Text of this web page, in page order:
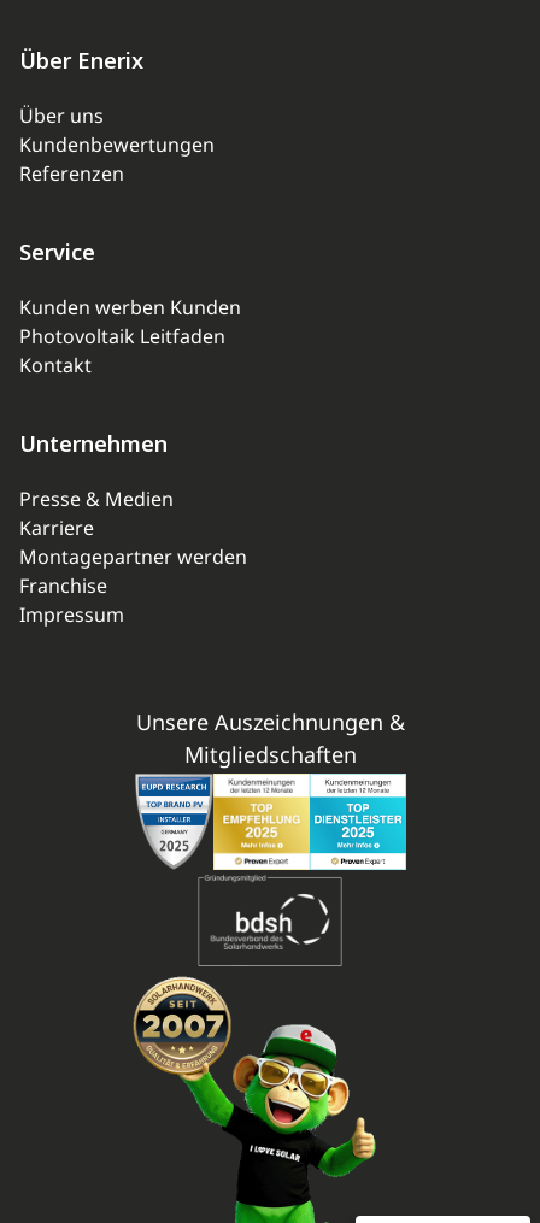
Über Enerix
Über uns
Kundenbewertungen
Referenzen
Service
Kunden werben Kunden
Photovoltaik Leitfaden
Kontakt
Unternehmen
Presse & Medien
Karriere
Montagepartner werden
Franchise
Impressum
Unsere Auszeichnungen &
Mitgliedschaften
Mitarbeiterbewertungen zu
enerix - Arbeiten in der Photovoltaikbranche
(11 Profile)
SEHR GUT